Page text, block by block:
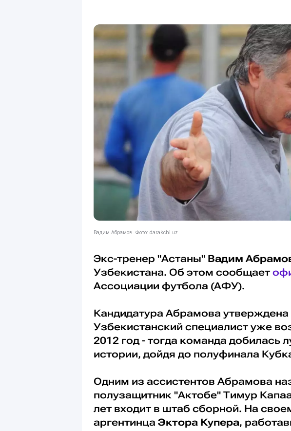
Вадим Абрамов. Фото: darakchi.uz
Экс-тренер "Астаны" Вадим
Узбекистана. Об этом сообщает
Ассоциации футбола (АФУ).
Кандидатура Абрамова
Узбекистанский специалист уже
2012 год - тогда команда добилась
истории, дойдя до полуфинала
Одним из ассистентов Абрамова
полузащитник "Актобе" Тимур
лет входит в штаб сборной. На
аргентинца Эктора Купера,